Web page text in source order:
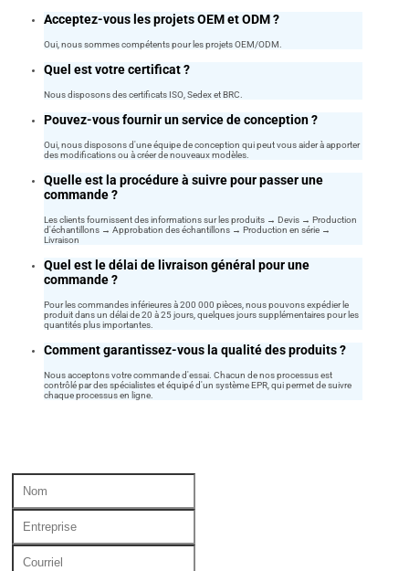
Acceptez-vous les projets OEM et ODM ?
Oui, nous sommes compétents pour les projets OEM/ODM.
Quel est votre certificat ?
Nous disposons des certificats ISO, Sedex et BRC.
Pouvez-vous fournir un service de conception ?
Oui, nous disposons d'une équipe de conception qui peut vous aider à apporter
des modifications ou à créer de nouveaux modèles.
Quelle est la procédure à suivre pour passer une
commande ?
Les clients fournissent des informations sur les produits → Devis → Production
d'échantillons → Approbation des échantillons → Production en série →
Livraison
Quel est le délai de livraison général pour une
commande ?
Pour les commandes inférieures à 200 000 pièces, nous pouvons expédier le
produit dans un délai de 20 à 25 jours, quelques jours supplémentaires pour les
quantités plus importantes.
Comment garantissez-vous la qualité des produits ?
Nous acceptons votre commande d'essai. Chacun de nos processus est
contrôlé par des spécialistes et équipé d'un système EPR, qui permet de suivre
chaque processus en ligne.